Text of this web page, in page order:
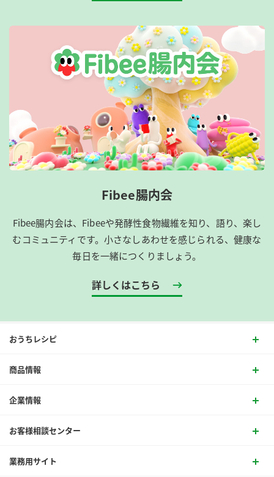
Fibee腸内会
Fibee腸内会は、​Fibeeや発酵性食物繊維を知り、語り、楽し
むコミュニティです。​小さなしあわせを感じられる、健康な
毎日を一緒につくりましょう。
詳しくはこちら
おうちレシピ
商品情報
企業情報
お客様相談センター
業務用サイト